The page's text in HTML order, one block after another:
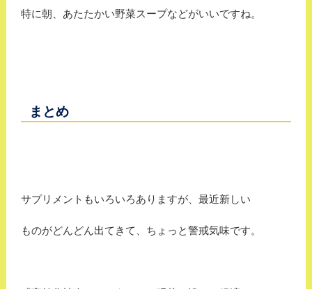
特に朝、あたたかい野菜スープなどがいいですね。
まとめ
サプリメントもいろいろありますが、最近新しい
ものがどんどん出てきて、ちょっと警戒気味です。